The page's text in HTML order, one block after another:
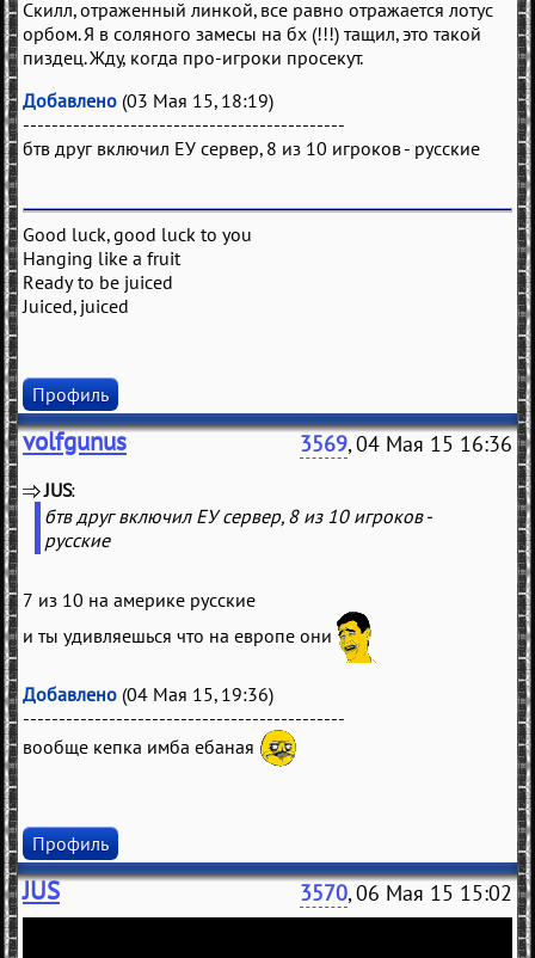
Скилл, отраженный линкой, все равно отражается лотус
орбом. Я в соляного замесы на бх (!!!) тащил, это такой
пиздец. Жду, когда про-игроки просекут.
Добавлено (03 Мая 15, 18:19)
---------------------------------------------
бтв друг включил ЕУ сервер, 8 из 10 игроков - русские
Good luck, good luck to you
Hanging like a fruit
Ready to be juiced
Juiced, juiced
Профиль
volfgunus 3569, 04 Мая 15 16:36
JUS
бтв друг включил ЕУ сервер, 8 из 10 игроков -
русские
7 из 10 на америке русские
и ты удивляешься что на европе они
Добавлено (04 Мая 15, 19:36)
---------------------------------------------
вообще кепка имба ебаная
Профиль
JUS 3570, 06 Мая 15 15:02